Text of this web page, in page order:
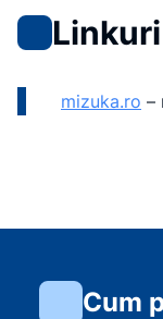
mizuka.ro –
Cum